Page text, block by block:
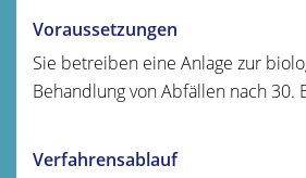
Voraussetzungen
Sie betreiben eine Anlage zur
Behandlung von Abfällen nach 30.
Verfahrensablauf